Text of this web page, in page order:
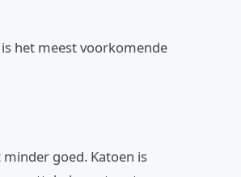
het meest voorkomende
goed. Katoen is